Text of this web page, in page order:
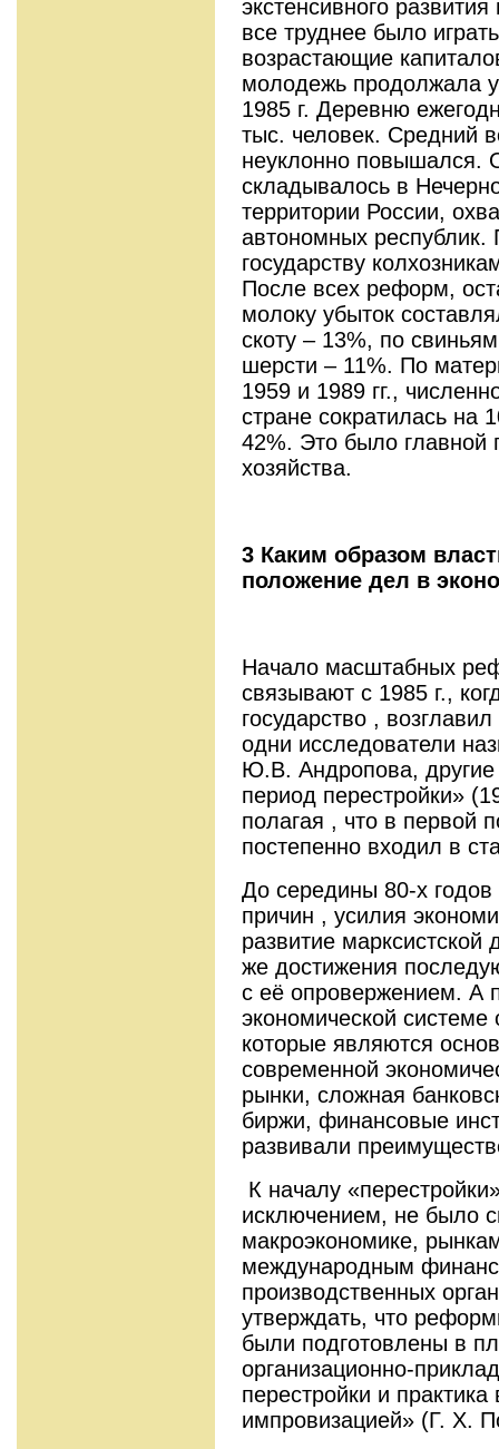
экстенсивного
все труднее было
возрастающие
молодежь продолжала
1985 г. Деревню
тыс. человек. Средний
неуклонно повышался.
складывалось в
территории России,
автономных республик.
государству
После всех реформ,
молоку убыток
скоту – 13%, по
шерсти – 11%. По
1959 и 1989 гг.,
стране сократилась на
42%. Это было главной
хозяйства.
3 Каким образом
положение дел в
Начало масштабных
связывают с 1985 г.,
государство ,
одни исследователи
Ю.В. Андропова,
период перестройки»
полагая , что в первой
постепенно входил в
До середины 80-х годов
причин , усилия
развитие
же достижения
с её опровержением. А
экономической
которые являются
современной
рынки, сложная
биржи, финансовые
развивали
К началу
исключением, не было
макроэкономике,
международным
производственных
утверждать, что
были подготовлены в
организационно-
перестройки и
импровизацией» (Г. Х.